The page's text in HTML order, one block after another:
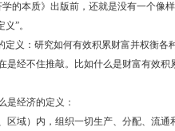
的本质》出版前，还就是没有一个像
”。
定义：研究如何有效积累财富并权衡各
是经不住推敲。比如什么是财富有效积
是经济的定义：
区域）内，组织一切生产、分配、流通